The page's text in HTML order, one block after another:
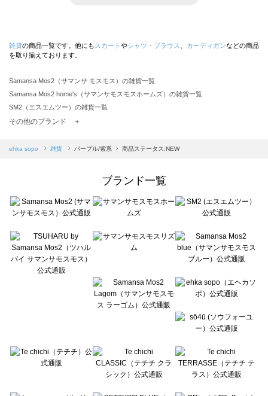
雑貨の商品一覧です。他にも スカート やシャツ・ブラウス カーディガンなどの商品
を取り揃えております。
Samansa Mos2（サマンサ モスモス）の雑貨一覧
Samansa Mos2 home's（サマンサモスモスホームズ）の雑貨一覧
SM2（エスエムツー）の雑貨一覧
TSUHARU by Samansa Mos2（ツハルバイサマンサモスモス）の雑貨一覧
Samansa Mos2 blue（サマンサモスモス ブルー）の雑貨一覧
sō4ū（ソウフォーユー）の雑貨一覧
Te chichi（テチチ）の雑貨一覧
Te chichi CLASSIC（テチチ クラシック）の雑貨一覧
Lugnoncure（ルノンキュール）の雑貨一覧
BETTY'S BLUE（べティーズブルー）の雑貨一覧
Wpc.（ワールドパーティー）の雑貨一覧
その他のブランド ＋
ehka sopo 雑貨 パープル/紫系 商品ステータス:NEW
ブランド一覧